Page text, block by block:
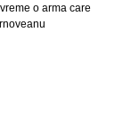
o arma care